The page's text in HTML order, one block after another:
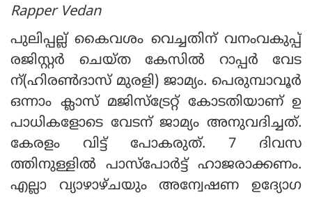
Rapper Vedan
പുലിപ്പല്ല് കൈവശം വെച്ചതിന് വനംവകുപ്പ്
രജിസ്റ്റര്‍ ചെയ്ത കേസില്‍ റാപ്പര്‍ വേട
ന്(ഹിരണ്‍ദാസ് മുരളി) ജാമ്യം. പെരുമ്പാവൂര്‍
ഒന്നാം ക്ലാസ് മജിസ്‌ട്രേറ്റ് കോടതിയാണ് ഉ
പാധികളോടെ വേടന് ജാമ്യം അനുവദിച്ചത്.
കേരളം വിട്ട് പോകരുത്. 7 ദിവസ
ത്തിനുള്ളില്‍ പാസ്‌പോര്‍ട്ട് ഹാജരാക്കണം.
എല്ലാ വ്യാഴാഴ്ചയും അന്വേഷണ ഉദ്യോഗ